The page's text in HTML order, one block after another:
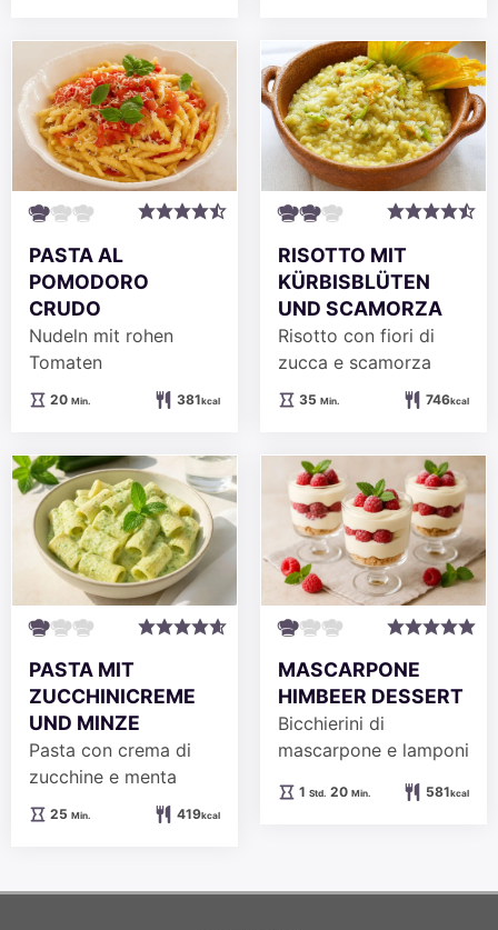
PASTA AL
POMODORO
CRUDO
Nudeln mit rohen
Tomaten
20Minuten
Min. 381kcal
RISOTTO MIT
KÜRBISBLÜTEN
UND SCAMORZA
Risotto con fiori di
zucca e scamorza
35Minuten
Min. 746kcal
PASTA MIT
ZUCCHINICREME
UND MINZE
Pasta con crema di
zucchine e menta
25Minuten
Min. 419kcal
MASCARPONE
HIMBEER DESSERT
Bicchierini di
mascarpone e lamponi
1Stunde
Std. 20Minuten
Min. 581kcal